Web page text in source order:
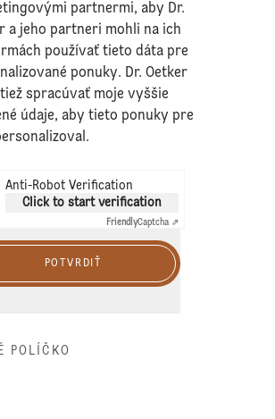
partnermi, aby Dr.
a jeho partneri mohli na ich
používať tieto dáta pre
ponuky. Dr. Oetker
spracúvať moje vyššie
údaje, aby tieto ponuky pre
Anti-Robot Verification
Click to start verification
FriendlyCaptcha ⇗
POTVRDIŤ
POLÍČKO